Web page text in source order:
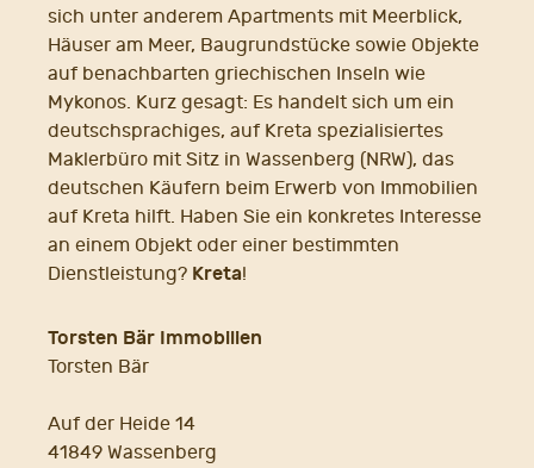
sich unter anderem Apartments mit Meerblick,
Häuser am Meer, Baugrundstücke sowie Objekte
auf benachbarten griechischen Inseln wie
Mykonos. Kurz gesagt: Es handelt sich um ein
deutschsprachiges, auf Kreta spezialisiertes
Maklerbüro mit Sitz in Wassenberg (NRW), das
deutschen Käufern beim Erwerb von Immobilien
auf Kreta hilft. Haben Sie ein konkretes Interesse
an einem Objekt oder einer bestimmten
Dienstleistung? Kreta!
Torsten Bär Immobilien
Torsten Bär
Auf der Heide 14
41849 Wassenberg